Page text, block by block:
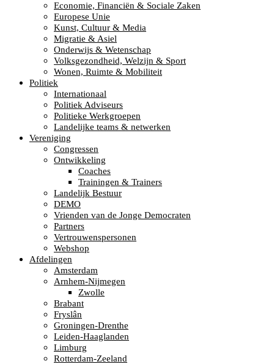
Economie, Financiën & Sociale Zaken
Europese Unie
Kunst, Cultuur & Media
Migratie & Asiel
Onderwijs & Wetenschap
Volksgezondheid, Welzijn & Sport
Wonen, Ruimte & Mobiliteit
Politiek
Internationaal
Politiek Adviseurs
Politieke Werkgroepen
Landelijke teams & netwerken
Vereniging
Congressen
Ontwikkeling
Coaches
Trainingen & Trainers
Landelijk Bestuur
DEMO
Vrienden van de Jonge Democraten
Partners
Vertrouwenspersonen
Webshop
Afdelingen
Amsterdam
Arnhem-Nijmegen
Zwolle
Brabant
Fryslân
Groningen-Drenthe
Leiden-Haaglanden
Limburg
Rotterdam-Zeeland